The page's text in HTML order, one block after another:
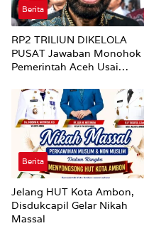
Berita
RP2 TRILIUN DIKELOLA
PUSAT Jawaban Monohok
Pemerintah Aceh Usai
Dana Pertanian
Berita
Jelang HUT Kota Ambon,
Disdukcapil Gelar Nikah
Massal